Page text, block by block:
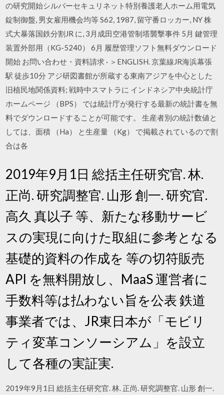
の研究開始シルバーセキュリネット特別養護老人ホーム用電気
錠制御盤, 男女雇用機会均等 S62, 1987, 留守番ロッカー, NY 株
式大暴落国鉄分割JR に, 3月成田空港管制塔襲撃事件 5月 鍵管理
装置外部用（KG-5240） 6月 履歴管理ソフト無料ダウンロード
開始 お問い合わせ・資料請求 · ＞ENGLISH. 京葉線JR海浜幕張
駅 徒歩10分 アジ研図書館が所蔵する東南アジアを中心とした
旧植民地関係資料; 戦時中スマトラに インドネシア中央統計庁
ホームページ （BPS） では統計庁が発行する最新の統計書を無
料でダウンロードすることが可能です。 生産者別の統計数値と
しては、面積 （Ha） と生産量 （Kg） で掲載されているので割
合は各
2019年9月1日 総括主任研究官. 林.
正尚. 研究調整官. 山形 創一. 研究官.
高久 真以子 等、新たな移動サービ
スの実現に向けた取組に参考となる
基礎的資料の作成を 等の切符販売
API を無料開放し、MaaS 運営者に
手数料等は払わない旨を公表 鉄道
事業者では、JR東日本が「モビリ
ティ変革コンソーシアム」を設立
して各種の実証実.
2019年9月1日 総括主任研究官. 林. 正尚. 研究調整官. 山形 創一.